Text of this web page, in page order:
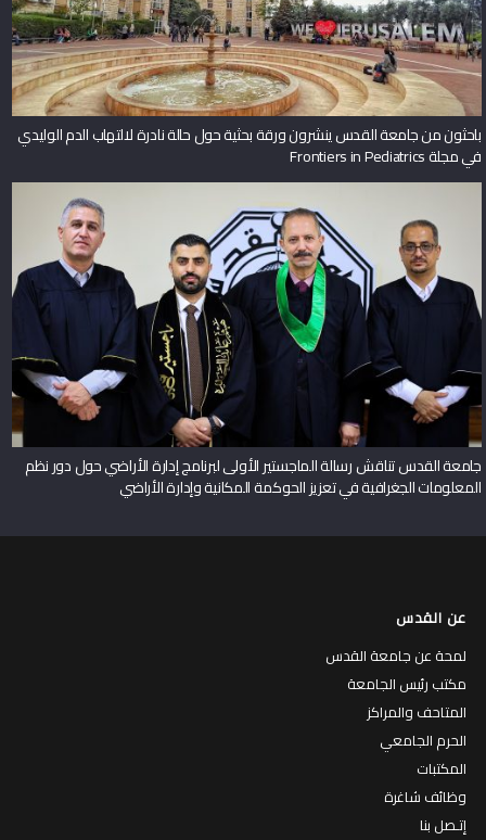
باحثون من جامعة القدس ينشرون ورقة بحثية حول حالة نادرة لالتهاب الدم الوليدي
في مجلة Frontiers in Pediatrics
جامعة القدس تناقش رسالة الماجستير الأولى لبرنامج إدارة الأراضي حول دور نظم
المعلومات الجغرافية في تعزيز الحوكمة المكانية وإدارة الأراضي
عن القدس
لمحة عن جامعة القدس
مكتب رئيس الجامعة
المتاحف والمراكز
الحرم الجامعي
المكتبات
وظائف شاغرة
إتـصل بنا